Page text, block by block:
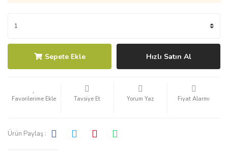
Sepete Ekle Hızlı Satın Al
Tavsiye Et Yorum Yaz Fiyat Alarmı
Ürün Paylaş :